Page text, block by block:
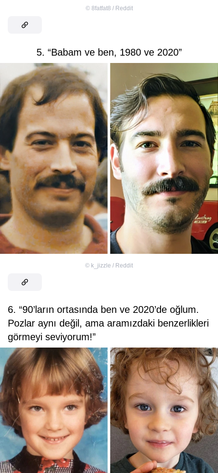
© 8fatfat8 / Reddit
5. “Babam ve ben, 1980 ve 2020”
© k_jizzle / Reddit
6. “90’ların ortasında ben ve 2020’de oğlum.
Pozlar aynı değil, ama aramızdaki benzerlikleri
görmeyi seviyorum!”